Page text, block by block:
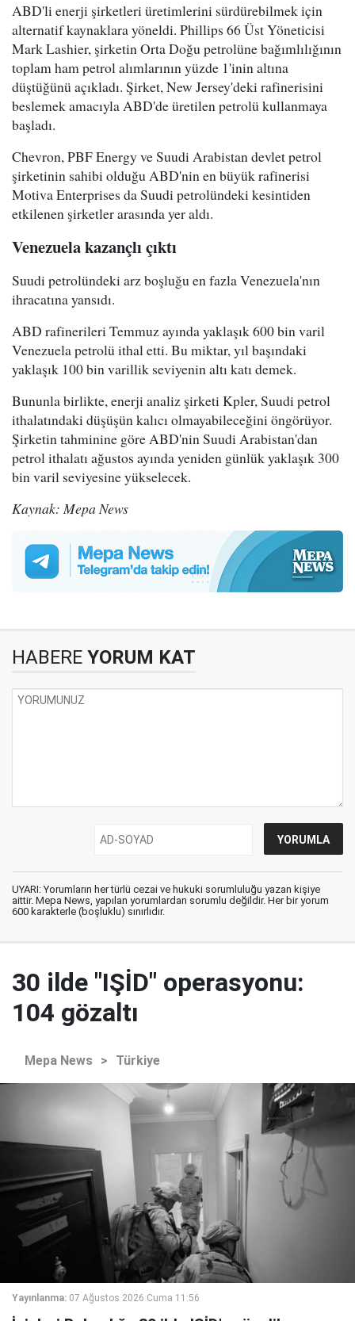
ABD'li enerji şirketleri üretimlerini sürdürebilmek için
alternatif kaynaklara yöneldi. Phillips 66 Üst Yöneticisi
Mark Lashier, şirketin Orta Doğu petrolüne bağımlılığının
toplam ham petrol alımlarının yüzde 1'inin altına
düştüğünü açıkladı. Şirket, New Jersey'deki rafinerisini
beslemek amacıyla ABD'de üretilen petrolü kullanmaya
başladı.
Chevron, PBF Energy ve Suudi Arabistan devlet petrol
şirketinin sahibi olduğu ABD'nin en büyük rafinerisi
Motiva Enterprises da Suudi petrolündeki kesintiden
etkilenen şirketler arasında yer aldı.
Venezuela kazançlı çıktı
Suudi petrolündeki arz boşluğu en fazla Venezuela'nın
ihracatına yansıdı.
ABD rafinerileri Temmuz ayında yaklaşık 600 bin varil
Venezuela petrolü ithal etti. Bu miktar, yıl başındaki
yaklaşık 100 bin varillik seviyenin altı katı demek.
Bununla birlikte, enerji analiz şirketi Kpler, Suudi petrol
ithalatındaki düşüşün kalıcı olmayabileceğini öngörüyor.
Şirketin tahminine göre ABD'nin Suudi Arabistan'dan
petrol ithalatı ağustos ayında yeniden günlük yaklaşık 300
bin varil seviyesine yükselecek.
Kaynak: Mepa News
HABERE YORUM KAT
UYARI: Yorumların her türlü cezai ve hukuki sorumluluğu yazan kişiye
aittir. Mepa News, yapılan yorumlardan sorumlu değildir. Her bir yorum
600 karakterle (boşluklu) sınırlıdır.
30 ilde "IŞİD" operasyonu:
104 gözaltı
Mepa News > Türkiye
Yayınlanma: 07 Ağustos 2026 Cuma 11:56